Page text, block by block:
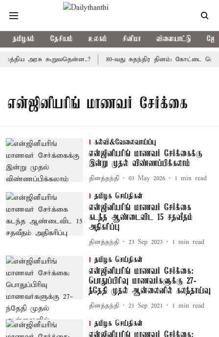
தமிழகம் தேசியம் உலகம் சினிமா விளையாட்டு
அரசு கூறுவதென்ன..? 80-வது சுதந்திர தினம்: கோட்டை
என்ஜினீயரிங் மாணவர் சேர்க்கை
கல்வி&வேலைவாய்ப்பு
என்ஜினீயரிங் மாணவர் சேர்க்கைக்கு
இன்று முதல் விண்ணப்பிக்கலாம்
தினத்தந்தி 03 May 2026 1 min read
தமிழக செய்திகள்
என்ஜினீயரிங் மாணவர் சேர்க்கை
கடந்த ஆண்டைவிட 15 சதவீதம்
அதிகரிப்பு
தினத்தந்தி 23 Sep 2023 1 min read
தமிழக செய்திகள்
என்ஜினீயரிங் மாணவர் சேர்க்கை:
பொதுப்பிரிவு மாணவர்களுக்கு 27-
ந்தேதி முதல் ஆன்லைனில் கலந்தாய்வு
தினத்தந்தி 21 Sep 2021 1 min read
தமிழக செய்திகள்
என்ஜினீயரிங் மாணவர் சேர்க்கை: